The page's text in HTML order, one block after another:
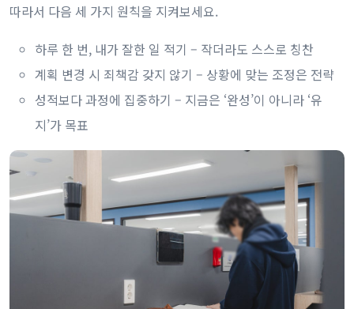
따라서 다음 세 가지 원칙을 지켜보세요.
하루 한 번, 내가 잘한 일 적기 – 작더라도 스스로 칭찬
계획 변경 시 죄책감 갖지 않기 – 상황에 맞는 조정은 전략
성적보다 과정에 집중하기 – 지금은 ‘완성’이 아니라 ‘유
지’가 목표